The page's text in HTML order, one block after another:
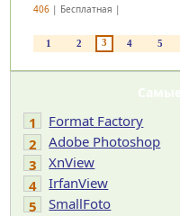
406| Бесплатная |
1 2 3 4 5
1
Format Factory
2
Adobe Photoshop
3
XnView
4
IrfanView
5
SmallFoto